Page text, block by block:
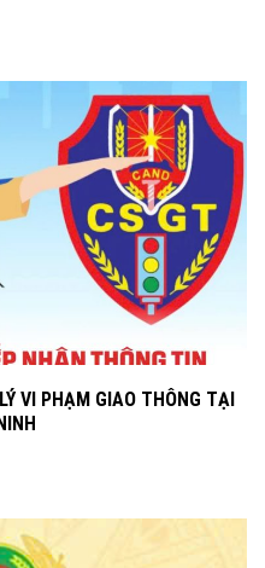
VI PHẠM GIAO THÔNG TẠI